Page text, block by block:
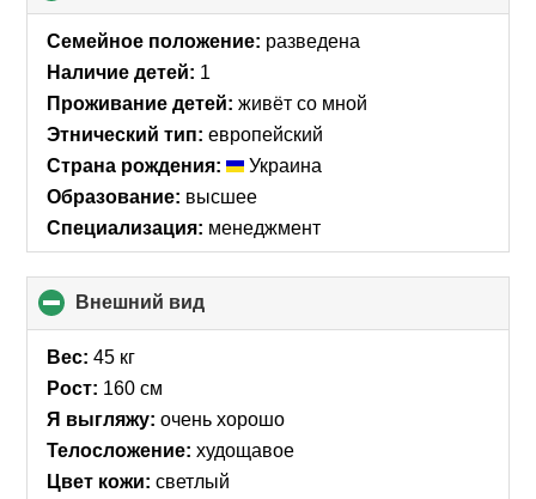
to
collapse
Семейное положение: разведена
Наличие детей: 1
Проживание детей: живёт со мной
Этнический тип: европейский
Страна рождения:
Украина
Образование: высшее
Специализация: менеджмент
Внешний вид
to
Вес: 45 кг
Рост: 160 см
Я выгляжу: очень хорошо
Телосложение: худощавое
Цвет кожи: светлый